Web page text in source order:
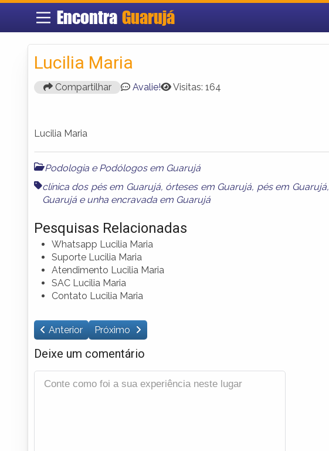
EncontraGuarujá
Lucilia Maria
Compartilhar Avalie! Visitas: 164
Lucilia Maria
Podologia e Podólogos em Guarujá
clínica dos pés em Guarujá, órteses em Guarujá, pés em Guarujá,
Guarujá e unha encravada em Guarujá
Pesquisas Relacionadas
Whatsapp Lucilia Maria
Suporte Lucilia Maria
Atendimento Lucilia Maria
SAC Lucilia Maria
Contato Lucilia Maria
Anterior Próximo
Deixe um comentário